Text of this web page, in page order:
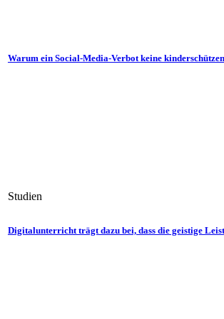
Warum ein Social-Media-Verbot keine
Studien
Digital­unterricht trägt dazu bei, dass die geistige